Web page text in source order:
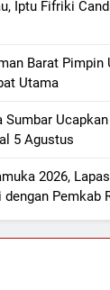
Iptu Fifriki
Barat Pimpin
Utama
Sumbar
5 Agustus
2026,
Pemkab